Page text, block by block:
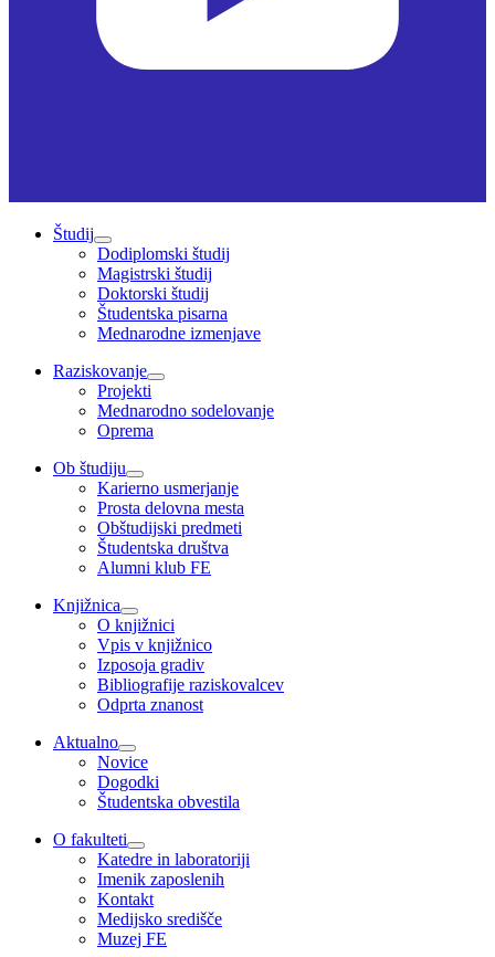
Študij
Dodiplomski študij
Magistrski študij
Doktorski študij
Študentska pisarna
Mednarodne izmenjave
Raziskovanje
Projekti
Mednarodno sodelovanje
Oprema
Ob študiju
Karierno usmerjanje
Prosta delovna mesta
Obštudijski predmeti
Študentska društva
Alumni klub FE
Knjižnica
O knjižnici
Vpis v knjižnico
Izposoja gradiv
Bibliografije raziskovalcev
Odprta znanost
Aktualno
Novice
Dogodki
Študentska obvestila
O fakulteti
Katedre in laboratoriji
Imenik zaposlenih
Kontakt
Medijsko središče
Muzej FE